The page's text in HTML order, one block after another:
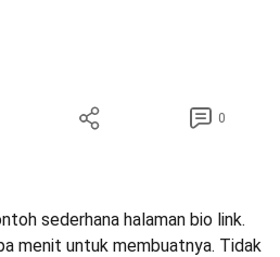
0
sederhana halaman bio link.
menit untuk membuatnya. Tidak